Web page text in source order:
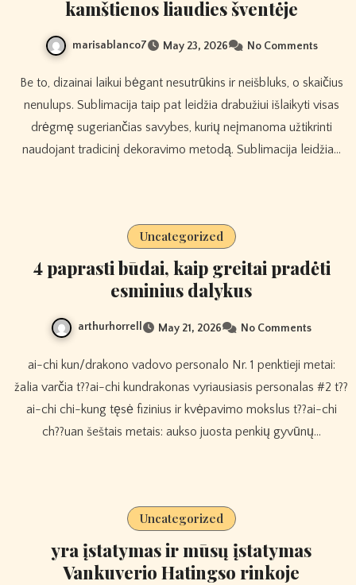
kamštienos liaudies šventėje
marisablanco7 May 23, 2026 No Comments
Be to, dizainai laikui bėgant nesutrūkins ir neišbluks, o skaičius
nenulups. Sublimacija taip pat leidžia drabužiui išlaikyti visas
drėgmę sugeriančias savybes, kurių neįmanoma užtikrinti
naudojant tradicinį dekoravimo metodą. Sublimacija leidžia…
Uncategorized
4 paprasti būdai, kaip greitai pradėti
esminius dalykus
arthurhorrell May 21, 2026 No Comments
ai-chi kun/drakono vadovo personalo Nr. 1 penktieji metai:
žalia varčia t??ai-chi kundrakonas vyriausiasis personalas #2 t??
ai-chi chi-kung tęsė fizinius ir kvėpavimo mokslus t??ai-chi
ch??uan šeštais metais: aukso juosta penkių gyvūnų…
Uncategorized
yra įstatymas ir mūsų įstatymas
Vankuverio Hatingso rinkoje